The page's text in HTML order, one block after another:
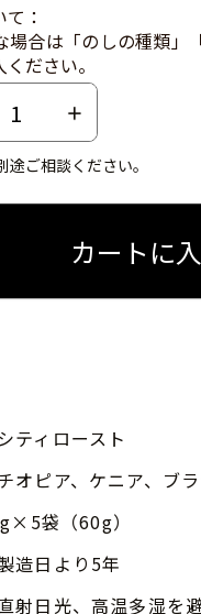
：
場合は「のしの種類」
ださい。
ご相談ください。
カートに
ティロースト
オピア、ケニア、ブ
袋（60g）
造日より5年
射日光、高温多湿を